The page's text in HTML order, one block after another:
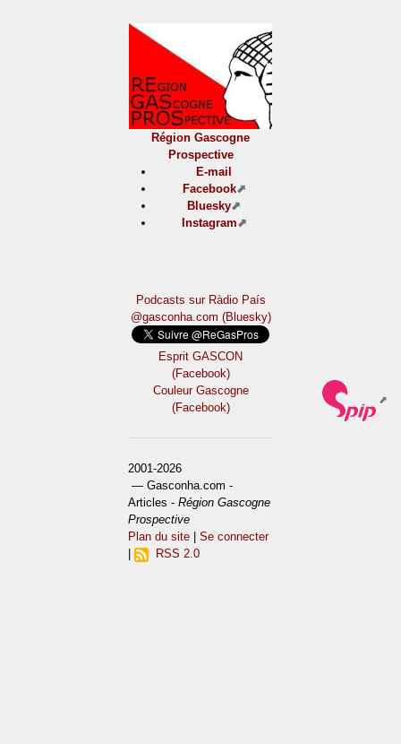
Région Gascogne
Prospective
E-mail
Facebook
Bluesky
Instagram
Podcasts sur Ràdio País
@gasconha.com (Bluesky)
Esprit GASCON
(Facebook)
Couleur Gascogne
(Facebook)
2001-2026
— Gasconha.com -
Articles -Région Gascogne
Prospective
Plan du site |Se connecter
|
RSS 2.0